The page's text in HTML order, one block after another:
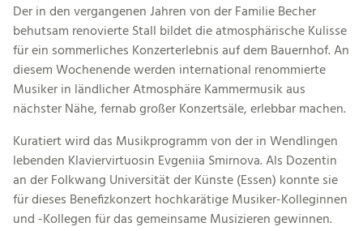
Der in den vergangenen Jahren von der Familie Becher
behutsam renovierte Stall bildet die atmosphärische Kulisse
für ein sommerliches Konzerterlebnis auf dem Bauernhof. An
diesem Wochenende werden international renommierte
Musiker in ländlicher Atmosphäre Kammermusik aus
nächster Nähe, fernab großer Konzertsäle, erlebbar machen.
Kuratiert wird das Musikprogramm von der in Wendlingen
lebenden Klaviervirtuosin Evgeniia Smirnova. Als Dozentin
an der Folkwang Universität der Künste (Essen) konnte sie
für dieses Benefizkonzert hochkarätige Musiker-Kolleginnen
und -Kollegen für das gemeinsame Musizieren gewinnen.